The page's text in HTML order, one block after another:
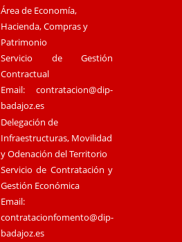
Área de Economía,
Hacienda, Compras y
Patrimonio
Servicio de Gestión
Contractual
Email:contratacion@dip-
badajoz.es
Delegación de
Infraestructuras, Movilidad
y Odenación del Territorio
Servicio de Contratación y
Gestión Económica
Email:
contratacionfomento@dip-
badajoz.es